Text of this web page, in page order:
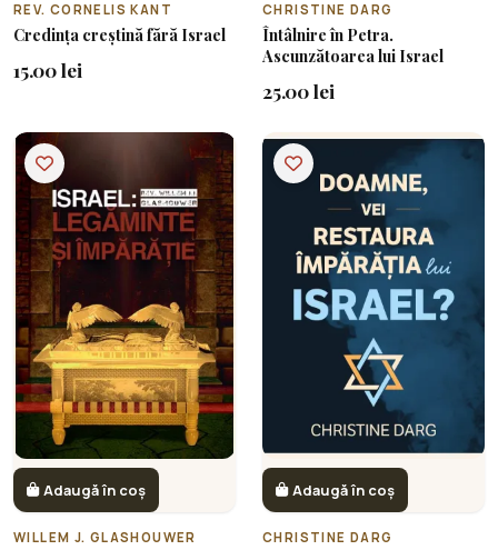
REV. CORNELIS KANT
Credința creștină fără Israel
15.00 lei
CHRISTINE DARG
Întâlnire în Petra.
Ascunzătoarea lui Israel
25.00 lei
Adaugă în coș
WILLEM J. GLASHOUWER
Adaugă în coș
CHRISTINE DARG